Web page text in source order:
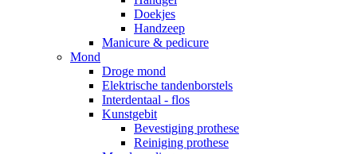
Doekjes
Handzeep
Manicure & pedicure
Mond
Droge mond
Elektrische tandenborstels
Interdentaal - flos
Kunstgebit
Bevestiging prothese
Reiniging prothese